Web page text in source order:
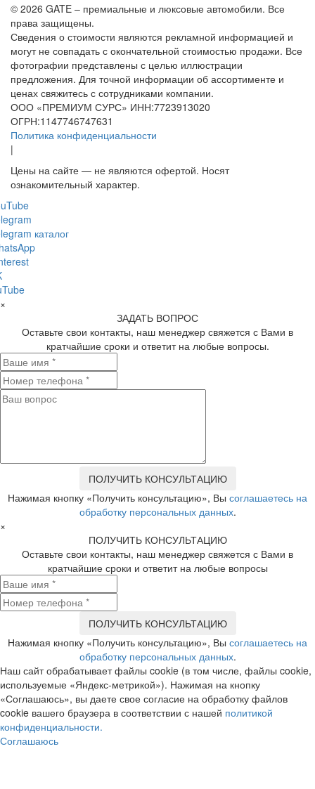
© 2026 GATE – премиальные и люксовые автомобили. Все
права защищены.
Сведения о стоимости являются рекламной информацией и
могут не совпадать с окончательной стоимостью продажи. Все
фотографии представлены с целью иллюстрации
предложения. Для точной информации об ассортименте и
ценах свяжитесь с сотрудниками компании.
ООО «ПРЕМИУМ СУРС» ИНН:7723913020
ОГРН:1147746747631
Политика конфиденциальности
|
Цены на сайте — не являются офертой. Носят
ознакомительный характер.
каталог
×
ЗАДАТЬ ВОПРОС
Оставьте свои контакты, наш менеджер свяжется с Вами в
кратчайшие сроки и ответит на любые вопросы.
Нажимая кнопку «Получить консультацию», Вы соглашаетесь на
обработку персональных данных.
×
ПОЛУЧИТЬ КОНСУЛЬТАЦИЮ
Оставьте свои контакты, наш менеджер свяжется с Вами в
кратчайшие сроки и ответит на любые вопросы
Нажимая кнопку «Получить консультацию», Вы соглашаетесь на
обработку персональных данных.
Наш сайт обрабатывает файлы cookie (в том числе, файлы cookie,
используемые «Яндекс-метрикой»). Нажимая на кнопку
«Соглашаюсь», вы даете свое согласие на обработку файлов
cookie вашего браузера в соответствии с нашей политикой
конфиденциальности.
Соглашаюсь